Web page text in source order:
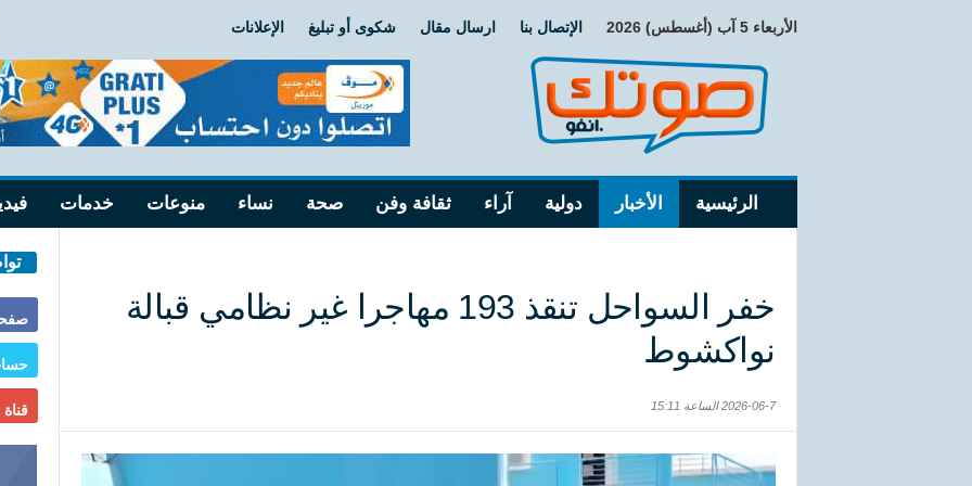
الأربعاء 5 آب (أغسطس) 2026 الإتصال بنا ارسال مقال شكوى أو تبليغ الإعلانات
الرئيسية الأخبار دولية آراء ثقافة وفن صحة نساء منوعات خدمات
خفر السواحل تنقذ 193 مهاجرا غير نظامي قبالة
نواكشوط
2026-06-7 الساعة 15:11